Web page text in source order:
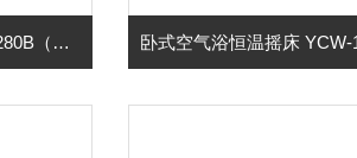
卧式空气浴恒温摇床YCW-280B（制冷型）